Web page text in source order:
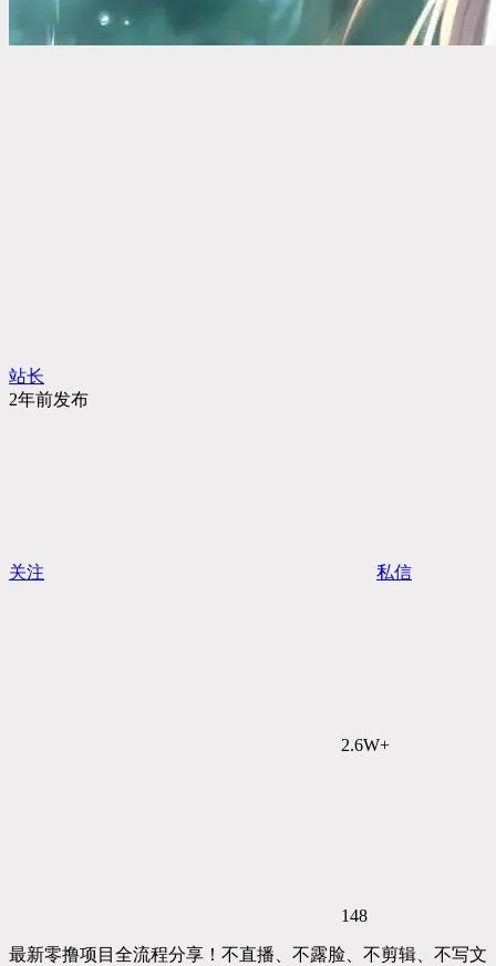
站长
2年前发布
关注 私信
2.6W+
148
最新零撸项目全流程分享！不直播、不露脸、不剪辑、不写文